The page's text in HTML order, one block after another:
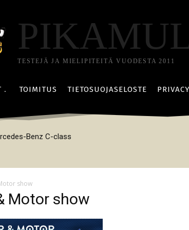
TESTEJÄ JA MIELIPITEITÄ VUODESTA 2011
TOIMITUS TIETOSUOJASELOSTE
Benz C-class
show
Motor show